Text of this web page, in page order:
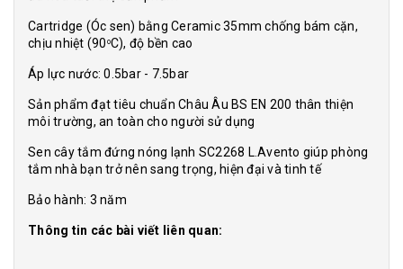
Cartridge (Óc sen) bằng Ceramic 35mm chống bám cặn,
chịu nhiệt (90 oC), độ bền cao
Áp lực nước: 0.5bar - 7.5bar
Sản phẩm đạt tiêu chuẩn Châu Âu BS EN 200 thân thiện
môi trường, an toàn cho người sử dụng
Sen cây tắm đứng nóng lạnh SC2268 L.Avento giúp phòng
tắm nhà bạn trở nên sang trọng, hiện đại và tinh tế
Bảo hành: 3 năm
Thông tin các bài viết liên quan: